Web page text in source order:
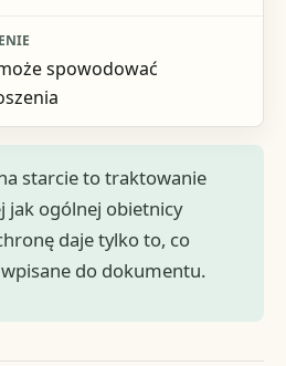
spowodować
starcie to traktowanie
jak ogólnej obietnicy
daje tylko to, co
do dokumentu.